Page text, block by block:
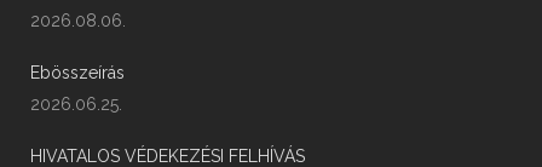
2026.08.06.
Ebösszeírás
2026.06.25.
HIVATALOS VÉDEKEZÉSI FELHÍVÁS